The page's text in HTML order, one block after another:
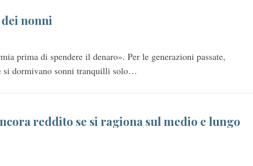
nonni
prima di spendere il denaro». Per le generazioni passate,
si dormivano sonni tranquilli solo…
reddito se si ragiona sul medio e lungo